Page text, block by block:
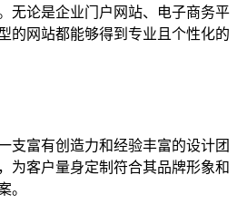
无论是企业门户网站、电子商务平
的网站都能够得到专业且个性化的
支富有创造力和经验丰富的设计团
为客户量身定制符合其品牌形象和
。